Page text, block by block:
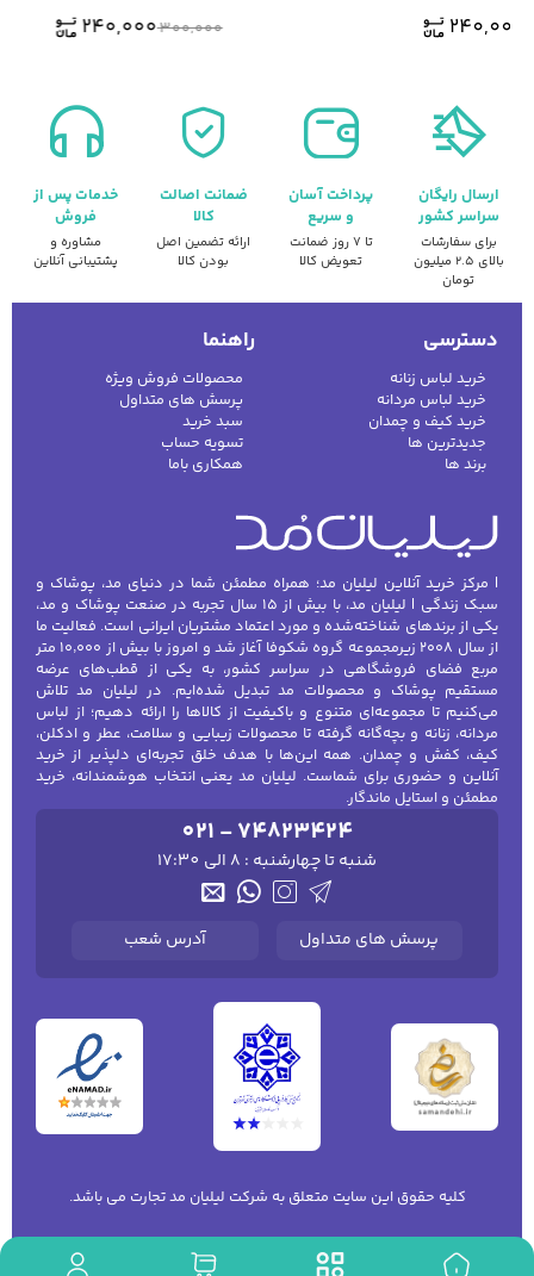
240,000
300,000
قیمت
بود.
240,000
قیمت
ارسال رایگان
سراسر کشور
برای سفارشات
بالای ۲.۵ میلیون
تومان
پرداخت آسان
و سریع
تا ۷ روز ضمانت
تعویض کالا
ضمانت اصالت
کالا
ارائه تضمین اصل
بودن کالا
خدمات پس از
فروش
مشاوره و
پشتیبانی آنلاین
دسترسی
خرید لباس زنانه
خرید لباس مردانه
خرید کیف و چمدان
جدیدترین ها
برند ها
راهنما
محصولات فروش ویژه
پرسش های متداول
سبد خرید
تسویه حساب
همکاری باما
| مرکز خرید آنلاین لیلیان مد؛ همراه مطمئن شما در دنیای مد، پوشاک و
سبک زندگی | لیلیان مد، با بیش از ۱۵ سال تجربه در صنعت پوشاک و مد،
یکی از برندهای شناخته‌شده و مورد اعتماد مشتریان ایرانی است. فعالیت ما
از سال ۲۰۰۸ زیرمجموعه گروه شکوفا آغاز شد و امروز با بیش از ۱۰٬۰۰۰ متر
مربع فضای فروشگاهی در سراسر کشور، به یکی از قطب‌های عرضه
مستقیم پوشاک و محصولات مد تبدیل شده‌ایم. در لیلیان مد تلاش
می‌کنیم تا مجموعه‌ای متنوع و باکیفیت از کالاها را ارائه دهیم؛ از لباس
مردانه، زنانه و بچه‌گانه گرفته تا محصولات زیبایی و سلامت، عطر و ادکلن،
کیف، کفش و چمدان. همه این‌ها با هدف خلق تجربه‌ای دلپذیر از خرید
آنلاین و حضوری برای شماست. لیلیان مد یعنی انتخاب هوشمندانه، خرید
مطمئن و استایل ماندگار.
021 - 74823424
شنبه تا چهارشنبه : 8 الی 17:30
پرسش های متداول آدرس شعب
کلیه حقوق این سایت متعلق به شرکت لیلیان مد تجارت می باشد.